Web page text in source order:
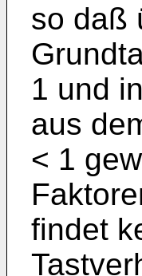
so daß
1 und
aus
< 1
findet